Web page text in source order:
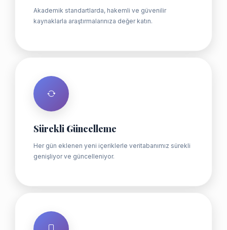
Akademik standartlarda, hakemli ve güvenilir
kaynaklarla araştırmalarınıza değer katın.
Sürekli Güncelleme
Her gün eklenen yeni içeriklerle veritabanımız sürekli
genişliyor ve güncelleniyor.